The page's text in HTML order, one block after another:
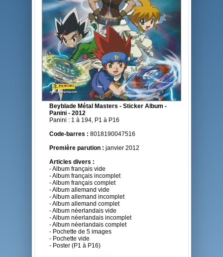
Beyblade Métal Masters - Sticker Album -
Panini - 2012
Panini : 1 à 194, P1 à P16
Code-barres : 8018190047516
Première parution : janvier 2012
Articles divers :
- Album français vide
- Album français incomplet
- Album français complet
- Album allemand vide
- Album allemand incomplet
- Album allemand complet
- Album néerlandais vide
- Album néerlandais incomplet
- Album néerlandais complet
- Pochette de 5 images
- Pochette vide
- Poster (P1 à P16)